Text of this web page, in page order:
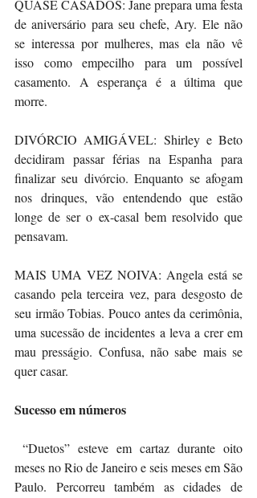
QUASE CASADOS: Jane prepara uma festa
de aniversário para seu chefe, Ary. Ele não
se interessa por mulheres, mas ela não vê
isso como empecilho para um possível
casamento. A esperança é a última que
morre.
DIVÓRCIO AMIGÁVEL: Shirley e Beto
decidiram passar férias na Espanha para
finalizar seu divórcio. Enquanto se afogam
nos drinques, vão entendendo que estão
longe de ser o ex-casal bem resolvido que
pensavam.
MAIS UMA VEZ NOIVA: Angela está se
casando pela terceira vez, para desgosto de
seu irmão Tobias. Pouco antes da cerimônia,
uma sucessão de incidentes a leva a crer em
mau presságio. Confusa, não sabe mais se
quer casar.
Sucesso em números
meses no Rio de Janeiro e seis meses em São
Paulo. Percorreu também as cidades de